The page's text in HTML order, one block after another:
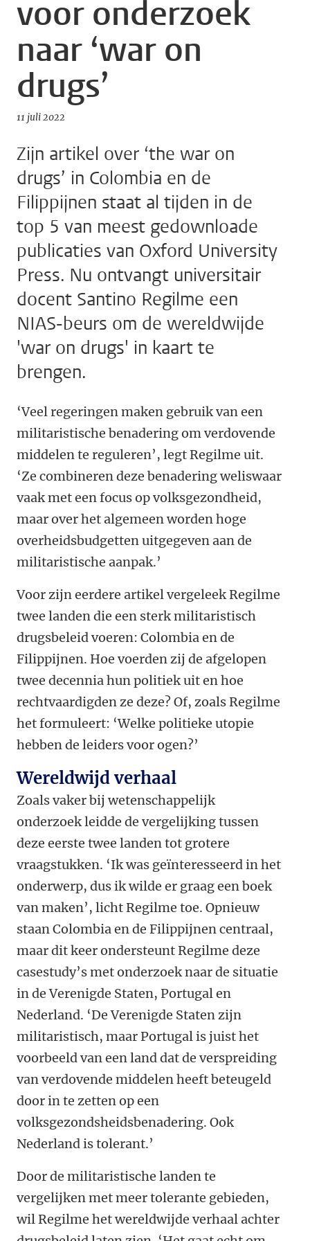
voor onderzoek
naar ‘war on
drugs’
11 juli 2022
Zijn artikel over ‘the war on
drugs’ in Colombia en de
Filippijnen staat al tijden in de
top 5 van meest gedownloade
publicaties van Oxford University
Press. Nu ontvangt universitair
docent Santino Regilme een
NIAS-beurs om de wereldwijde
'war on drugs' in kaart te
brengen.
‘Veel regeringen maken gebruik van een
militaristische benadering om verdovende
middelen te reguleren’, legt Regilme uit.
‘Ze combineren deze benadering weliswaar
vaak met een focus op volksgezondheid,
maar over het algemeen worden hoge
overheidsbudgetten uitgegeven aan de
militaristische aanpak.’
Voor zijn eerdere artikel vergeleek Regilme
twee landen die een sterk militaristisch
drugsbeleid voeren: Colombia en de
Filippijnen. Hoe voerden zij de afgelopen
twee decennia hun politiek uit en hoe
rechtvaardigden ze deze? Of, zoals Regilme
het formuleert: ‘Welke politieke utopie
hebben de leiders voor ogen?’
Wereldwijd verhaal
Zoals vaker bij wetenschappelijk
onderzoek leidde de vergelijking tussen
deze eerste twee landen tot grotere
vraagstukken. ‘Ik was geïnteresseerd in het
onderwerp, dus ik wilde er graag een boek
van maken’, licht Regilme toe. Opnieuw
staan Colombia en de Filippijnen centraal,
maar dit keer ondersteunt Regilme deze
casestudy’s met onderzoek naar de situatie
in de Verenigde Staten, Portugal en
Nederland. ‘De Verenigde Staten zijn
militaristisch, maar Portugal is juist het
voorbeeld van een land dat de verspreiding
van verdovende middelen heeft beteugeld
door in te zetten op een
volksgezondsheidsbenadering. Ook
Nederland is tolerant.’
Door de militaristische landen te
vergelijken met meer tolerante gebieden,
wil Regilme het wereldwijde verhaal achter